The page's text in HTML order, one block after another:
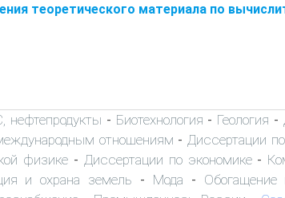
теоретического материала по
нефтепродукты - Биотехнология - Геология -
отношениям - Диссертации
физике - Диссертации по экономике-
и охрана земель - Мода - Обогащение